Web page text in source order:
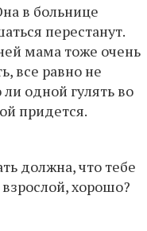
в больнице
перестанут.
мама тоже очень
все равно не
одной гулять во
придется.
должна, что тебе
хорошо?